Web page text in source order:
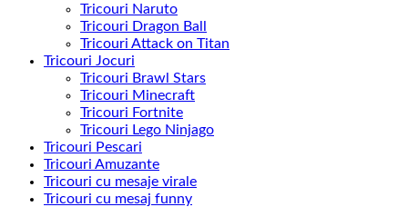
Tricouri Naruto
Tricouri Dragon Ball
Tricouri Attack on Titan
Tricouri Jocuri
Tricouri Brawl Stars
Tricouri Minecraft
Tricouri Fortnite
Tricouri Lego Ninjago
Tricouri Pescari
Tricouri Amuzante
Tricouri cu mesaje virale
Tricouri cu mesaj funny